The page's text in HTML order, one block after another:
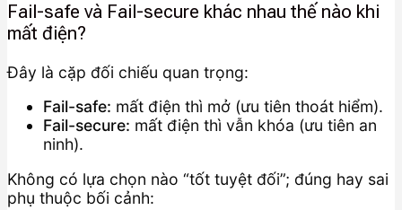
Fail-safe và Fail-secure khác nhau thế nào khi
mất điện?
Đây là cặp đối chiếu quan trọng:
Fail-safe: mất điện thì mở (ưu tiên thoát hiểm).
Fail-secure: mất điện thì vẫn khóa (ưu tiên an
ninh).
Không có lựa chọn nào “tốt tuyệt đối”; đúng hay sai
phụ thuộc bối cảnh: